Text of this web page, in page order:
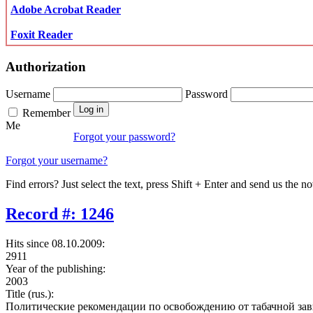
Adobe Acrobat Reader
Foxit Reader
Authorization
Username
Password
Remember
Me
Forgot your password?
Forgot your username?
Find errors? Just select the text, press Shift + Enter and send us the
Record #: 1246
Hits since 08.10.2009:
2911
Year of the publishing:
2003
Title (rus.):
Политические рекомендации по освобождению от табачной